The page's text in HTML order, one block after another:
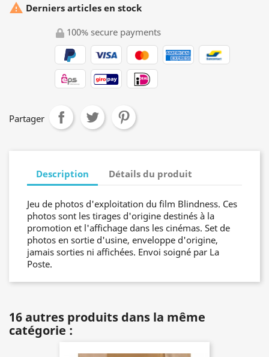
 Derniers articles en stock
100% secure payments
Partager
Description Détails du produit
Jeu de photos d'exploitation du film Blindness. Ces
photos sont les tirages d'origine destinés à la
promotion et l'affichage dans les cinémas. Set de
photos en sortie d'usine, enveloppe d'origine,
jamais sorties ni affichées. Envoi soigné par La
Poste.
16 autres produits dans la même
catégorie :